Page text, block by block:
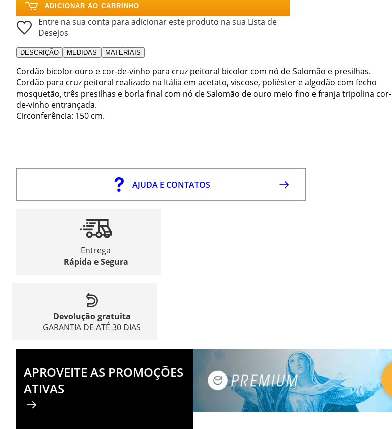
ADICIONAR AO CARRINHO
Entre na sua conta para adicionar este produto na sua Lista de
Desejos
DESCRIÇÃO MEDIDAS MATERIAIS
Cordão bicolor ouro e cor-de-vinho para cruz peitoral bicolor com nó de Salomão e presilhas.
Cordão para cruz peitoral realizado na Itália em acetato, viscose, poliéster e algodão com fecho
mosquetão, três presilhas e borla final com nó de Salomão de ouro meio fino e franja tripolina cor-
de-vinho entrançada.
Circonferência: 150 cm.
AJUDA E CONTATOS
Entrega
Rápida e Segura
Devolução gratuita
GARANTIA DE ATÉ 30 DIAS
APROVEITE AS PROMOÇÕES
ATIVAS